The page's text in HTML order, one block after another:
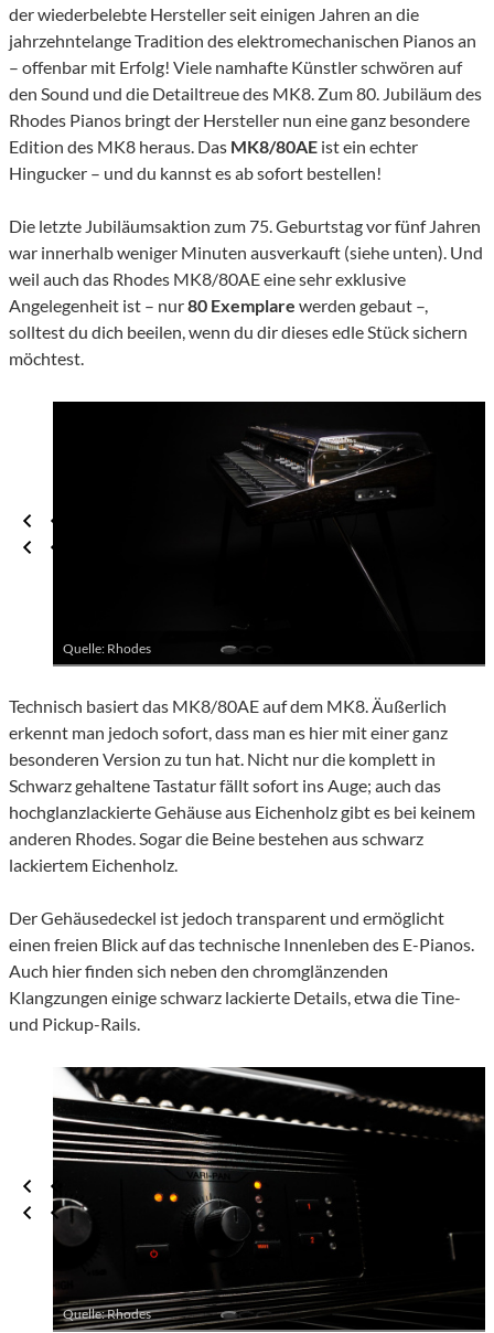
der wiederbelebte Hersteller seit einigen Jahren an die
jahrzehntelange Tradition des elektromechanischen Pianos an
– offenbar mit Erfolg! Viele namhafte Künstler schwören auf
den Sound und die Detailtreue des MK8. Zum 80. Jubiläum des
Rhodes Pianos bringt der Hersteller nun eine ganz besondere
Edition des MK8 heraus. Das MK8/80AE ist ein echter
Hingucker – und du kannst es ab sofort bestellen!
Die letzte Jubiläumsaktion zum 75. Geburtstag vor fünf Jahren
war innerhalb weniger Minuten ausverkauft (siehe unten). Und
weil auch das Rhodes MK8/80AE eine sehr exklusive
Angelegenheit ist – nur80 Exemplare werden gebaut –,
solltest du dich beeilen, wenn du dir dieses edle Stück sichern
möchtest.
Quelle: Rhodes
Technisch basiert das MK8/80AE auf dem MK8. Äußerlich
erkennt man jedoch sofort, dass man es hier mit einer ganz
besonderen Version zu tun hat. Nicht nur die komplett in
Schwarz gehaltene Tastatur fällt sofort ins Auge; auch das
hochglanzlackierte Gehäuse aus Eichenholz gibt es bei keinem
anderen Rhodes. Sogar die Beine bestehen aus schwarz
lackiertem Eichenholz.
Der Gehäusedeckel ist jedoch transparent und ermöglicht
einen freien Blick auf das technische Innenleben des E-Pianos.
Auch hier finden sich neben den chromglänzenden
Klangzungen einige schwarz lackierte Details, etwa die Tine-
und Pickup-Rails.
Quelle: Rhodes